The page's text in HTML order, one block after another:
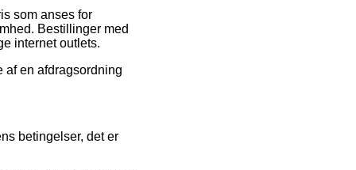
som anses for
Bestillinger med
internet outlets.
af en afdragsordning
betingelser, det er